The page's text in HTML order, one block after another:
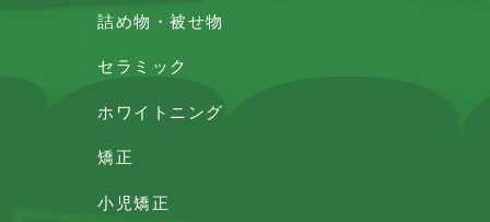
詰め物・被せ物
セラミック
ホワイトニング
矯正
小児矯正